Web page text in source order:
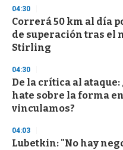
d
s
o
f
3
s
e
c
o
n
04:30
Correrá 50 km al día
de superación tras el
Stirling
04:30
De la crítica al ataque:
hate sobre la forma
vinculamos?
04:03
Lubetkin: "No hay